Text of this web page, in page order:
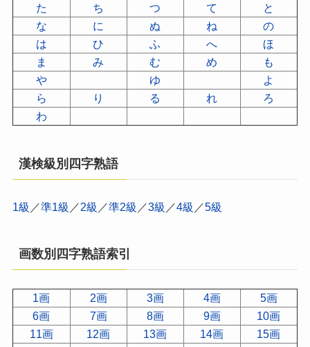
た
ち つ て
と
な
に ぬ ね
の
は
ひ ふ へ
ほ
ま
み む め
も
や
ゆ
よ
ら
り る れ
ろ
わ
漢検級別四字熟語
1級 ／準1級 ／2級 ／準2級 ／3級 ／4級 ／5級
画数別四字熟語索引
1画 2画 3画 4画
5画
6画
7画 8画 9画
10画
11画
12画 13画 14画
15画